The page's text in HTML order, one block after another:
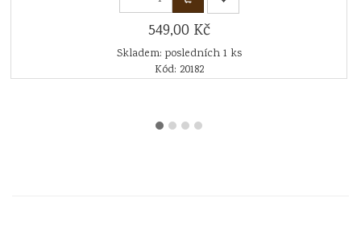
549,00 Kč
Skladem: posledních 1 ks
Kód: 20182